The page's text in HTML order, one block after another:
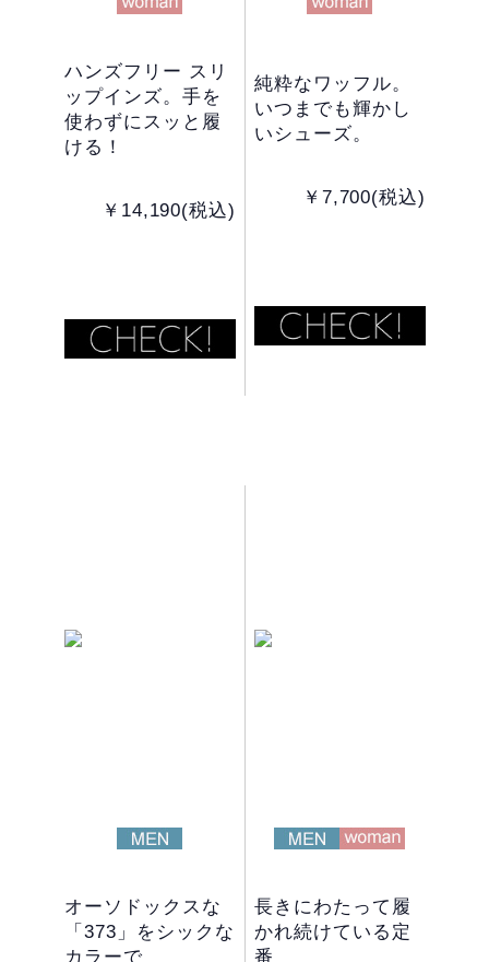
ハンズフリー スリ
ップインズ。手を
使わずにスッと履
ける！
￥14,190(税込)
純粋なワッフル。
いつまでも輝かし
いシューズ。
￥7,700(税込)
オーソドックスな
「373」をシックな
カラーで
長きにわたって履
かれ続けている定
番